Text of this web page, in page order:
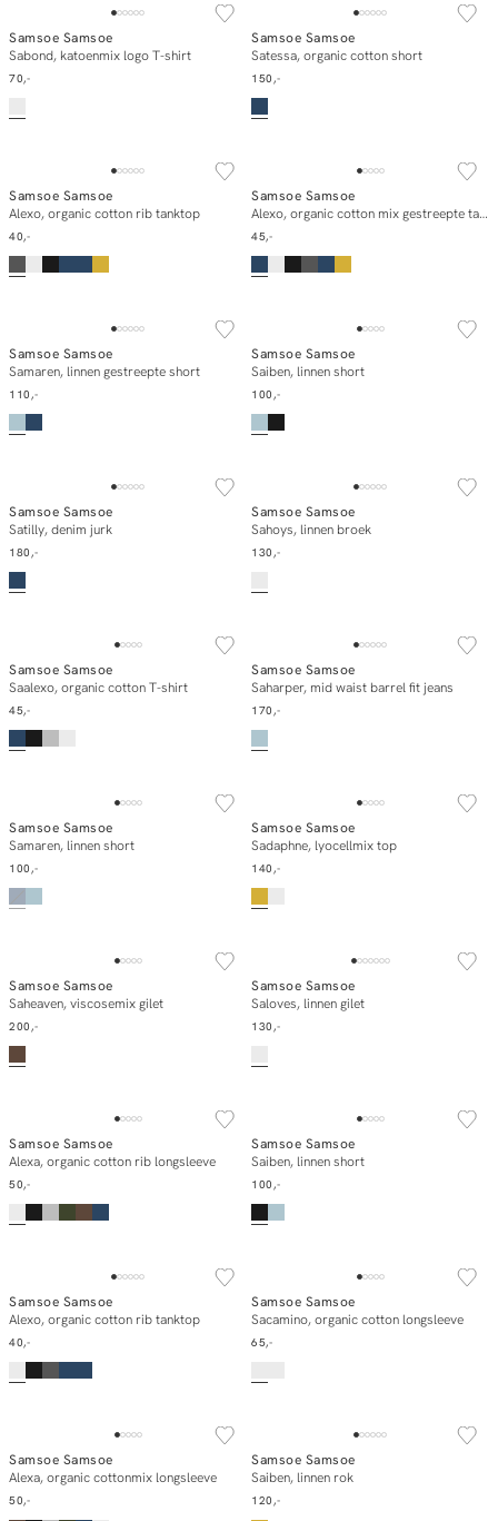
In winkelmand
Samsoe Samsoe
Sabond, katoenmix logo T-shirt
70,-
In winkelmand
Samsoe Samsoe
Satessa, organic cotton short
150,-
In winkelmand
Samsoe Samsoe
Alexo, organic cotton rib tanktop
40,-
In winkelmand
Samsoe Samsoe
Alexo, organic cotton mix gestreepte tanktop
45,-
In winkelmand
Samsoe Samsoe
Samaren, linnen gestreepte short
110,-
In winkelmand
Samsoe Samsoe
Saiben, linnen short
100,-
In winkelmand
Samsoe Samsoe
Satilly, denim jurk
180,-
In winkelmand
Samsoe Samsoe
Sahoys, linnen broek
130,-
In winkelmand
Samsoe Samsoe
Saalexo, organic cotton T-shirt
45,-
In winkelmand
Samsoe Samsoe
Saharper, mid waist barrel fit jeans
170,-
E-mail mij
Samsoe Samsoe
Samaren, linnen short
100,-
In winkelmand
Samsoe Samsoe
Sadaphne, lyocellmix top
140,-
In winkelmand
Samsoe Samsoe
Saheaven, viscosemix gilet
200,-
In winkelmand
Samsoe Samsoe
Saloves, linnen gilet
130,-
In winkelmand
Samsoe Samsoe
Alexa, organic cotton rib longsleeve
50,-
In winkelmand
Samsoe Samsoe
Saiben, linnen short
100,-
In winkelmand
Samsoe Samsoe
Alexo, organic cotton rib tanktop
40,-
In winkelmand
Samsoe Samsoe
Sacamino, organic cotton longsleeve
65,-
In winkelmand
Samsoe Samsoe
Alexa, organic cottonmix longsleeve
50,-
In winkelmand
Samsoe Samsoe
Saiben, linnen rok
120,-